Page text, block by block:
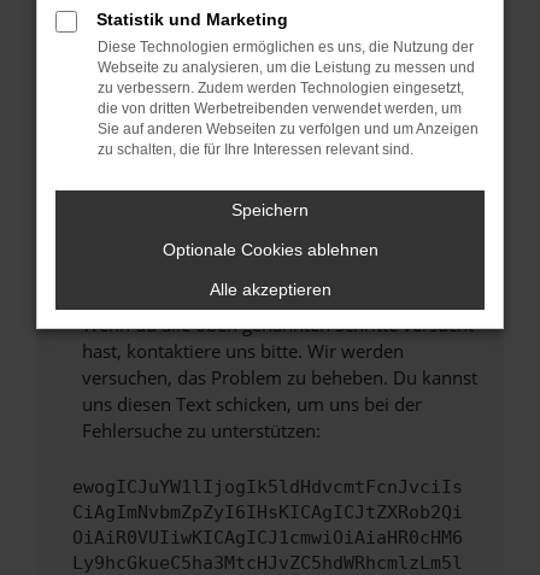
Starte dein Gerät neu.
Das kann manchmal helfen, vorübergehende
Probleme zu beheben.
Stelle sicher, dass dein Browser und dein
Betriebssystem auf dem neuesten Stand
sind.
Sicherheitsrisiko, sondern kann auch dazu
unterstützt werden.
Wende dich an den Webseitenbetreiber.
Wenn du alle oben genannten Schritte versucht
hast, kontaktiere uns bitte. Wir werden
versuchen, das Problem zu beheben. Du kannst
uns diesen Text schicken, um uns bei der
Fehlersuche zu unterstützen:
ewogICJuYW1lIjogIk5ldHdvcmtFcnJvciIs
CiAgImNvbmZpZyI6IHsKICAgICJtZXRob2Qi
OiAiR0VUIiwKICAgICJ1cmwiOiAiaHR0cHM6
Ly9hcGkueC5ha3MtcHJvZC5hdWRhcmlzLm5l
Statistik und Marketing
Diese Technologien ermöglichen es uns, die Nutzung der
Webseite zu analysieren, um die Leistung zu messen und
zu verbessern. Zudem werden Technologien eingesetzt,
die von dritten Werbetreibenden verwendet werden, um
Sie auf anderen Webseiten zu verfolgen und um Anzeigen
zu schalten, die für Ihre Interessen relevant sind.
Speichern
Optionale Cookies ablehnen
Alle akzeptieren